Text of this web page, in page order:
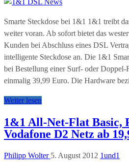
Smarte Steckdose bei 1&1 1&1 treibt
weiter voran. Ab sofort bietet das
Kunden bei Abschluss eines DSL
intelligente Steckdose an. Die 1&1
bei Bestellung einer Surf- oder
einmalig 39,99 Euro. Die Hardware
Weiter lesen
1&1 All-Net-Flat Basic,
Vodafone D2 Netz ab
Philipp Wolter 5. August 2012 1und1